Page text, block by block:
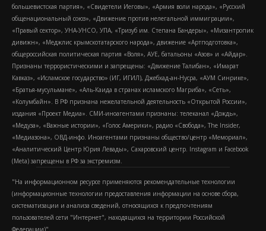
большевистская партия», «Свидетели Иеговы», «Армия воли народа», «Русский
общенациональный союз», «Движение против нелегальной иммиграции»,
«Правый сектор», УНА-УНСО, УПА, «Тризуб им. Степана Бандеры», «Мизантропик
дивижн», «Меджлис крымскотатарского народа», движение «Артподготовка»,
общероссийская политическая партия «Воля», АУЕ, батальоны «Азов» и «Айдар».
Признаны террористическими и запрещены: «Движение Талибан», «Имарат
Кавказ», «Исламское государство» (ИГ, ИГИЛ), Джебхад-ан-Нусра, «АУМ Синрике»,
«Братья-мусульмане», «Аль-Каида в странах исламского Магриба», «Сеть»,
«Колумбайн». В РФ признана нежелательной деятельность «Открытой России»,
издания «Проект Медиа». СМИ-иноагентами признаны: телеканал «Дождь»,
«Медуза», «Важные истории», «Голос Америки», радио «Свобода», The Insider,
«Медиазона», ОВД-инфо. Иноагентами признаны общество/центр «Мемориал»,
«Аналитический Центр Юрия Левады», Сахаровский центр. Instagram и Facebook
(Metа) запрещены в РФ за экстремизм.
"На информационном ресурсе применяются рекомендательные технологии
(информационные технологии предоставления информации на основе сбора,
систематизации и анализа сведений, относящихся к предпочтениям
пользователей сети "Интернет", находящихся на территории Российской